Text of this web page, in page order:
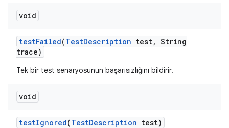
void
testFailed(TestDescription test, String
trace)
Tek bir test senaryosunun başarısızlığını bildirir.
void
testIgnored(TestDescription test)